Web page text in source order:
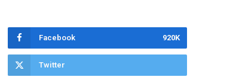
Facebook 920K
Twitter